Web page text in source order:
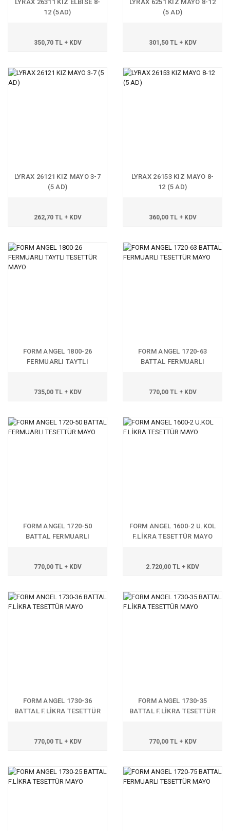
LYRAX 26311 KIZ ELBİSE 8-
12 (5AD)
350,70 TL + KDV
LYRAX 6251 KIZ MAYO 8-12
(5 AD)
301,50 TL + KDV
LYRAX 26121 KIZ MAYO 3-7
(5 AD)
262,70 TL + KDV
LYRAX 26153 KIZ MAYO 8-
12 (5 AD)
360,00 TL + KDV
FORM ANGEL 1800-26
FERMUARLI TAYTLI
735,00 TL + KDV
FORM ANGEL 1720-63
BATTAL FERMUARLI
770,00 TL + KDV
FORM ANGEL 1720-50
BATTAL FERMUARLI
770,00 TL + KDV
FORM ANGEL 1600-2 U.KOL
F.LİKRA TESETTÜR MAYO
2.720,00 TL + KDV
FORM ANGEL 1730-36
BATTAL F.LİKRA TESETTÜR
770,00 TL + KDV
FORM ANGEL 1730-35
BATTAL F.LİKRA TESETTÜR
770,00 TL + KDV